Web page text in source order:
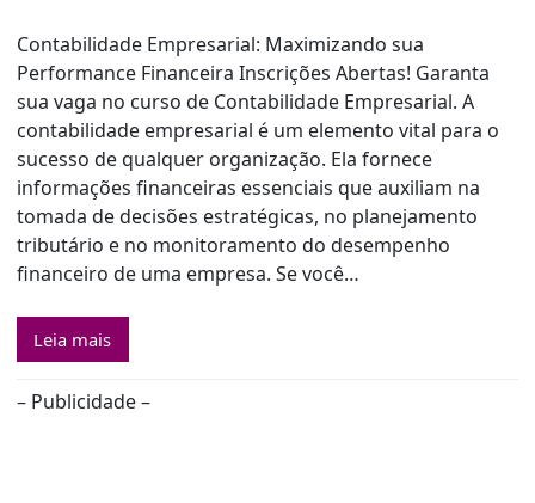
Contabilidade Empresarial: Maximizando sua
Performance Financeira Inscrições Abertas! Garanta
sua vaga no curso de Contabilidade Empresarial. A
contabilidade empresarial é um elemento vital para o
sucesso de qualquer organização. Ela fornece
informações financeiras essenciais que auxiliam na
tomada de decisões estratégicas, no planejamento
tributário e no monitoramento do desempenho
financeiro de uma empresa. Se você…
Leia mais
– Publicidade –